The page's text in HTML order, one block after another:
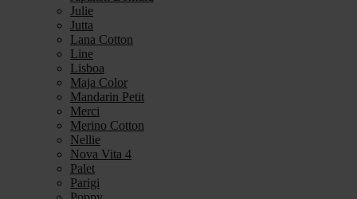
Julie
Jutta
Lana Cotton
Line
Lisboa
Maja Color
Mandarin Petit
Merci
Merino Cotton
Nellie
Nova Vita 4
Palet
Parigi